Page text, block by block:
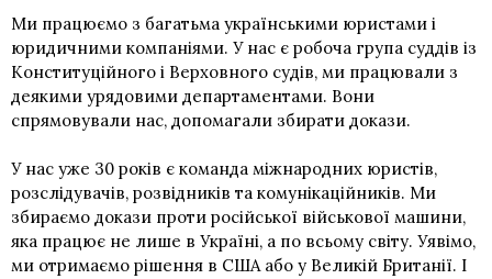
Ми працюємо з багатьма українськими юристами і
юридичними компаніями. У нас є робоча група суддів із
Конституційного і Верховного судів, ми працювали з
деякими урядовими департаментами. Вони
спрямовували нас, допомагали збирати докази.
У нас уже 30 років є команда міжнародних юристів,
розслідувачів, розвідників та комунікаційників. Ми
збираємо докази проти російської військової машини,
яка працює не лише в Україні, а по всьому світу. Уявімо,
ми отримаємо рішення в США або у Великій Британії. І